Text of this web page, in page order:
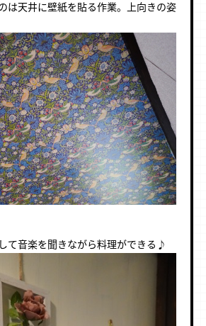
は天井に壁紙を貼る作業。上向きの姿
て音楽を聞きながら料理ができる♪